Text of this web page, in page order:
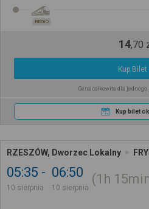
REGIO
14,70
Kup Bilet
Cena całkowita dla
Kup bilet
RZESZÓW, Dworzec Lokalny
05:35
10 sierpnia
06:50
10 sierpnia
1h